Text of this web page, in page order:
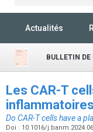
Actualités
BULLETIN
Les CAR-T
Do CAR-T cells have a
Doi : 10.1016/